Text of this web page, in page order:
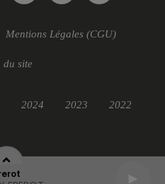
Mentions Légales (CGU)
du site
2024 2023 2022